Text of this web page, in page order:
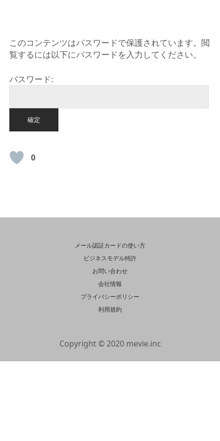
このコンテンツはパスワードで保護されています。閲
覧するには以下にパスワードを入力してください。
パスワード:
0
メール認証カードの使い方
ビジネスモデル特許
お問い合わせ
会社情報
プライバシーポリシー
利用規約
Copyright © 2020 mevie.inc